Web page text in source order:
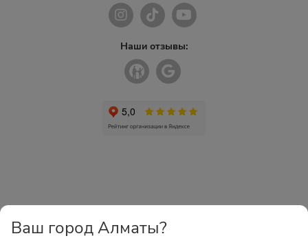
Наши отзывы:
Ваш город Алматы?